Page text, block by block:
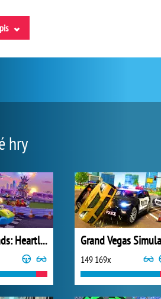
hry
Lego Friends: Heartlake Rush
149 169x